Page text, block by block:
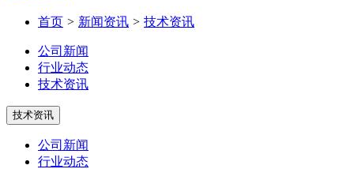
首页 > 新闻资讯 > 技术资讯
公司新闻
行业动态
技术资讯
技术资讯
公司新闻
行业动态